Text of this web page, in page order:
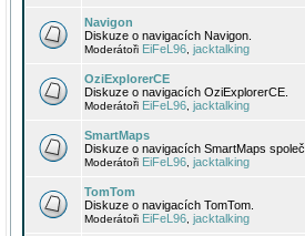
Navigon
Diskuze o navigacích Navigon.
Moderátoři EiFeL96 jacktalking
OziExplorerCE
Diskuze o navigacích OziExplorerCE.
Moderátoři EiFeL96 jacktalking
SmartMaps
Diskuze o navigacích SmartMaps
Moderátoři EiFeL96 jacktalking
TomTom
Diskuze o navigacích TomTom.
Moderátoři EiFeL96 jacktalking